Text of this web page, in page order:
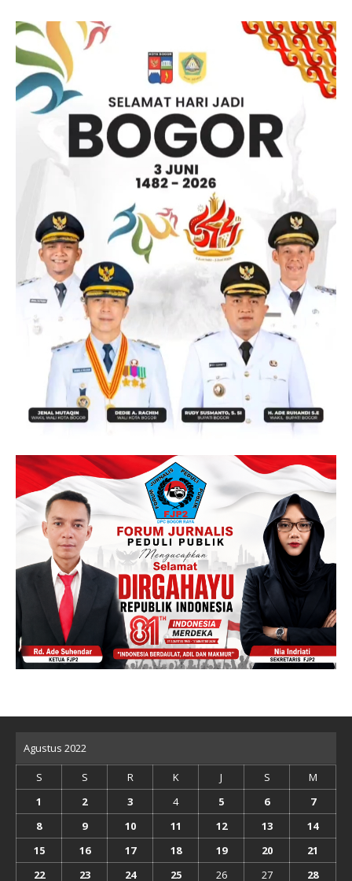
Agustus 2022
S S R K J S
M
1
2 3 4 5 6
7
8
9 10 11 12 13
14
15
16 17 18 19 20
21
22
23 24 25 26 27 28